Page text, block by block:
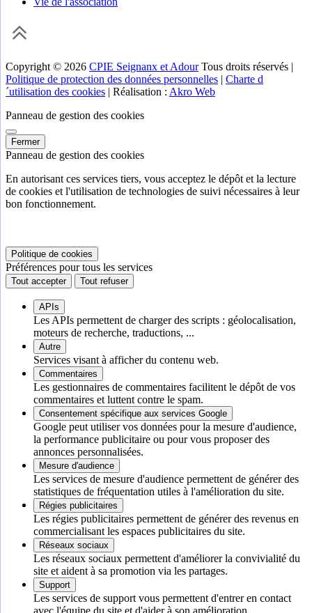
Copyright © 2026 CPIE Seignanx et AdourTous droits réservés |
Politique de protection des données personnelles | Charte d
´utilisation des cookies | Réalisation : Akro Web
Panneau de gestion des cookies
Fermer
Panneau de gestion des cookies
En autorisant ces services tiers, vous acceptez le dépôt et la lecture
de cookies et l'utilisation de technologies de suivi nécessaires à leur
bon fonctionnement.
Politique de cookies
Préférences pour tous les services
Tout accepter Tout refuser
APIs
Les APIs permettent de charger des scripts : géolocalisation,
moteurs de recherche, traductions, ...
Autre
Services visant à afficher du contenu web.
Commentaires
Les gestionnaires de commentaires facilitent le dépôt de vos
commentaires et luttent contre le spam.
Consentement spécifique aux services Google
Google peut utiliser vos données pour la mesure d'audience,
la performance publicitaire ou pour vous proposer des
annonces personnalisées.
Mesure d'audience
Les services de mesure d'audience permettent de générer des
statistiques de fréquentation utiles à l'amélioration du site.
Régies publicitaires
Les régies publicitaires permettent de générer des revenus en
commercialisant les espaces publicitaires du site.
Réseaux sociaux
Les réseaux sociaux permettent d'améliorer la convivialité du
site et aident à sa promotion via les partages.
Support
Les services de support vous permettent d'entrer en contact
avec l'équipe du site et d'aider à son amélioration.